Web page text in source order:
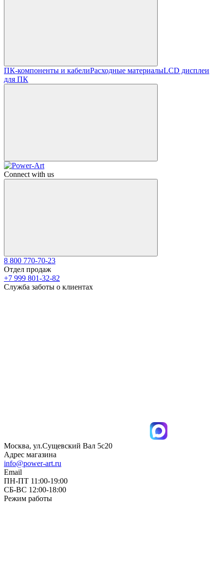
ПК-компоненты и кабелиРасходные материалыLCD дисплеи
для ПК
Connect with us
8 800 770-70-23
Отдел продаж
+7 999 801-32-82
Служба заботы о клиентах
Москва, ул.Сущевский Вал 5с20
Адрес магазина
info@power-art.ru
Email
ПН-ПТ 11:00-19:00
СБ-ВС 12:00-18:00
Режим работы